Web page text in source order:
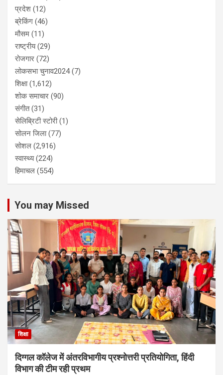
प्रदेश (12)
ब्रेकिंग (46)
मौसम (11)
राष्ट्रीय(29)
रोजगार (72)
लोकसभा चुनाव2024(7)
शिक्षा(1,612)
शोक समाचार (90)
संगीत(31)
सेलिब्रिटी स्टोरी(1)
सोलन जिला(77)
सोशल (2,916)
स्वास्थ्य(224)
हिमाचल (554)
You may Missed
शिक्षा
दिग्गल कॉलेज में अंतरविभागीय प्रश्नोत्तरी प्रतियोगिता, हिंदी
विभाग की टीम रही प्रथम